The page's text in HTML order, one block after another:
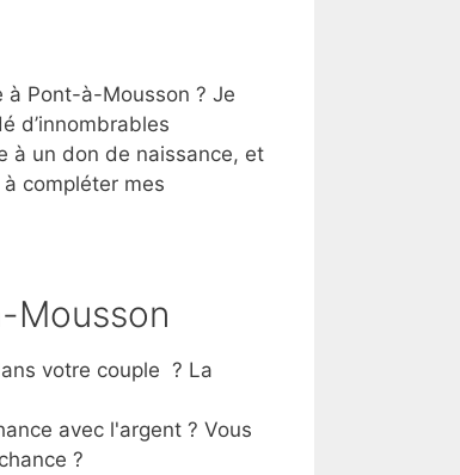
à Pont-à-Mousson ? Je
d’innombrables
à un don de naissance, et
compléter mes
Mousson
votre couple ? La
avec l'argent ? Vous
?